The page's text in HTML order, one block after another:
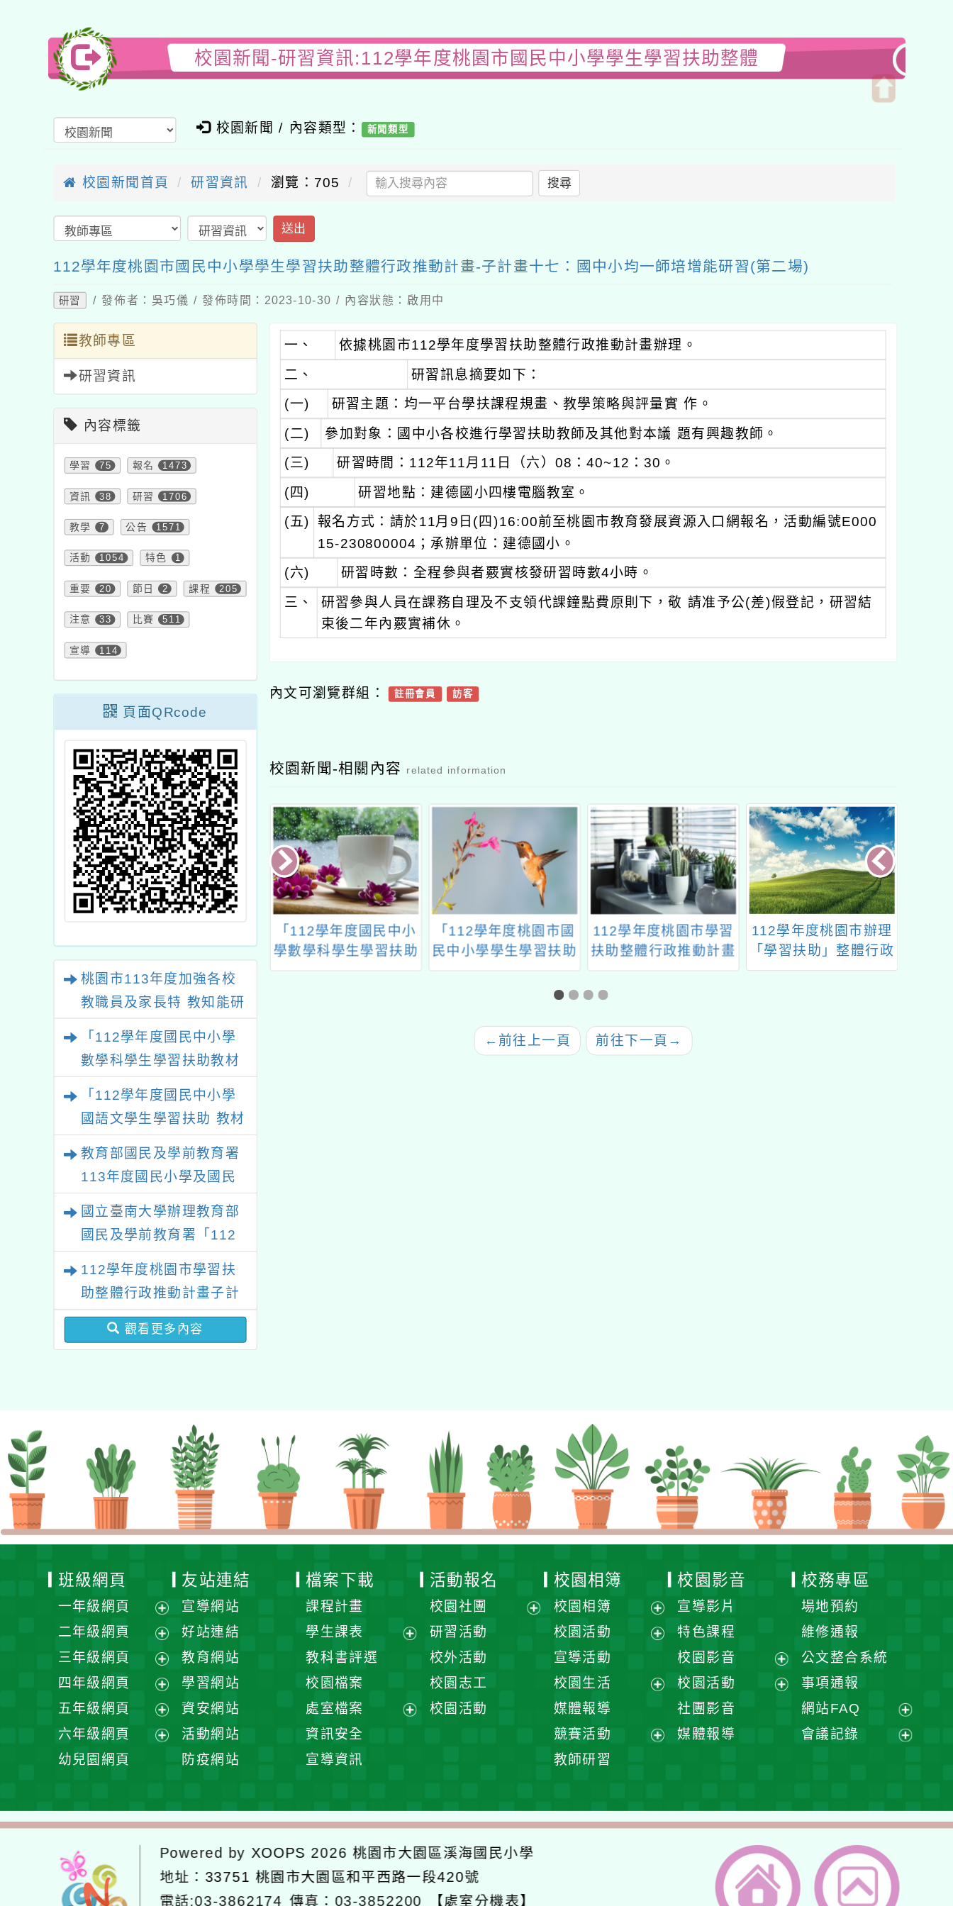
校園新聞-研習資訊:112學年度桃園市國民中小學學生學習扶助整體
校園新聞 / 內容類型： 新聞類型
校園新聞首頁 研習資訊 瀏覽：705 搜尋
送出
112學年度桃園市國民中小學學生學習扶助整體行政推動計畫-子計畫十七：國中小均一師培增能研習(第二場)
研習 / 發佈者：吳巧儀 / 發佈時間：2023-10-30 / 內容狀態：啟用中
教師專區
研習資訊
內容標籤
學習 75 報名 1473
資訊 38 研習 1706
教學 7 公告 1571
活動 1054 特色 1
重要 20 節日 2 課程 205
注意 33 比賽 511
宣導 114
頁面QRcode
桃園市113年度加強各校
教職員及家長特 教知能研
「112學年度國民中小學
數學科學生學習扶助教材
「112學年度國民中小學
國語文學生學習扶助 教材
教育部國民及學前教育署
113年度國民小學及國民
中學學生學習扶助科技化
評量系統測驗結果資料運
用－國小場教師研習
國立臺南大學辦理教育部
國民及學前教育署「112
學年度國民中小學數學科
學生學習扶助教材研發計
畫」之國民小學數學領域
扶助教學教材研習課程實
施計畫
112學年度桃園市學習扶
助整體行政推動計畫子計
畫十三：科技化評量系統
增能研習
觀看更多內容
一、 依據桃園市112學年度學習扶助整體行政推動計畫辦理。
二、
研習訊息摘要如下：
(一)
研習主題：均一平台學扶課程規畫、教學策略與評量實 作。
(二) 參加對象：國中小各校進行學習扶助教師及其他對本議 題有興趣教師。
(三)
研習時間：112年11月11日（六）08：40~12：30。
(四)
研習地點：建德國小四樓電腦教室。
(五)
報名方式：請於11月9日(四)16:00前至桃園市教育發展資源入口網報名，活動編號E000
15-230800004；承辦單位：建德國小。
(六)
研習時數：全程參與者覈實核發研習時數4小時。
三、
研習參與人員在課務自理及不支領代課鐘點費原則下，敬 請准予公(差)假登記，研習結
束後二年內覈實補休。
內文可瀏覽群組： 註冊會員 訪客
校園新聞-相關內容 related information
學生學習扶助
」臺中及高雄
1學期科技化學習扶助
教師增能研習」
「112學年度國民中小
學數學科學生學習扶助
教材研發計畫」之國民
「112學年度桃園市國
民中小學學生學習扶助
整體行政推動計畫子計
畫十六：國中小因材網
科
112學年度桃園市學習
扶助整體行政推動計畫
子計畫十三：科技化評
112學年度桃園市辦理
「學習扶助」整體行政
推動計畫子計畫十
← 前往上一頁 前往下一頁 →
班級網頁
一年級網頁
展
選
單
二年級網頁
展
選
單
三年級網頁
展
選
單
四年級網頁
展
開
選
五年級網頁
展
開
六年級網頁
單
幼兒園網頁
友站連結
宣導網站
好站連結
教育網站
學習網站
資安網站
活動網站
防疫網站
檔案下載
課程計畫
學生課表
單
教科書評選
校園檔案
處室檔案
資訊安全
宣導資訊
活動報名
校園社團
研習活動
校外活動
校園志工
校園活動
校園相簿
校園相簿
展
單
校園活動
選
宣導活動
校園生活
選
媒體報導
競賽活動
單
教師研習
校園影音
宣導影片
特色課程
校園影音
展
校園活動
社團影音
媒體報導
校務專區
場地預約
維修通報
公文整合系統
事項通報
網站FAQ
展
開
會議記錄
單
Powered by XOOPS 2026桃園市大園區溪海國民小學
地址： 33751 桃園市大園區和平西路一段420號
電話:03-3862174 傳真：03-3852200 【處室分機表】